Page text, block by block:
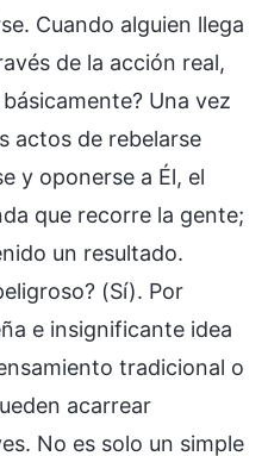
Cuando alguien llega
de la acción real,
Una vez
actos de rebelarse
y oponerse a Él, el
que recorre la gente;
un resultado.
(Sí). Por
e insignificante idea
tradicional o
acarrear
No es solo un simple